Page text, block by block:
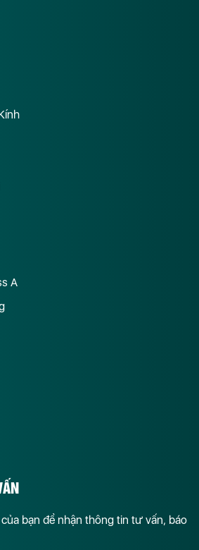
A
của bạn để nhận thông tin tư vấn, báo